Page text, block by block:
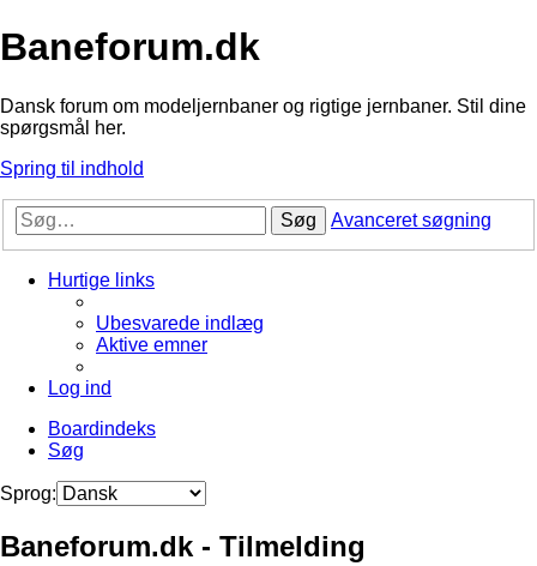
Baneforum.dk
Dansk forum om modeljernbaner og rigtige jernbaner. Stil dine
spørgsmål her.
Spring til indhold
Søg Avanceret søgning
Hurtige links
Ubesvarede indlæg
Aktive emner
Log ind
Boardindeks
Søg
Sprog:
Baneforum.dk - Tilmelding